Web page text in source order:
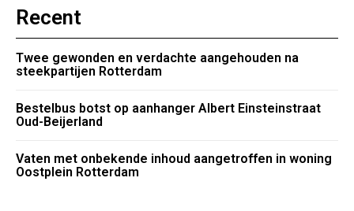
Recent
Twee gewonden en verdachte aangehouden na
steekpartijen Rotterdam
Bestelbus botst op aanhanger Albert Einsteinstraat
Oud-Beijerland
Vaten met onbekende inhoud aangetroffen in woning
Oostplein Rotterdam